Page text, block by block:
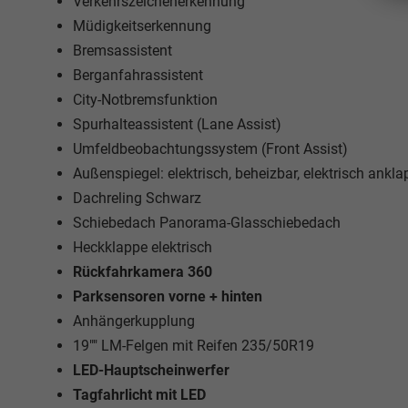
Müdigkeitserkennung
Bremsassistent
Berganfahrassistent
City-Notbremsfunktion
Spurhalteassistent (Lane Assist)
Umfeldbeobachtungssystem (Front Assist)
Außenspiegel: elektrisch, beheizbar, elektrisch
Dachreling Schwarz
Schiebedach Panorama-Glasschiebedach
Heckklappe elektrisch
Rückfahrkamera 360
Parksensoren vorne + hinten
Anhängerkupplung
19"" LM-Felgen mit Reifen 235/50R19
LED-Hauptscheinwerfer
Tagfahrlicht mit LED